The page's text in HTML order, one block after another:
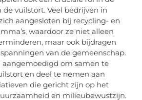
vuilstort. Veel bedrijven in
aangesloten bij recycling- en
waardoor ze niet alleen
maar ook bijdragen
van de gemeenschap.
aangemoedigd om samen te
en deel te nemen aan
die gericht zijn op het
en milieubewustzijn.